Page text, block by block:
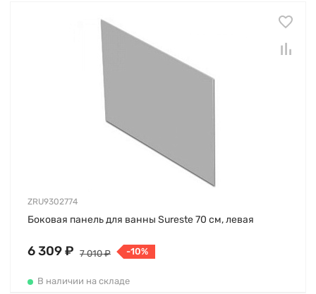
ZRU9302774
Боковая панель для ванны Sureste 70 см, левая
6 309 ₽ 7 010 ₽ -10%
В наличии на складе